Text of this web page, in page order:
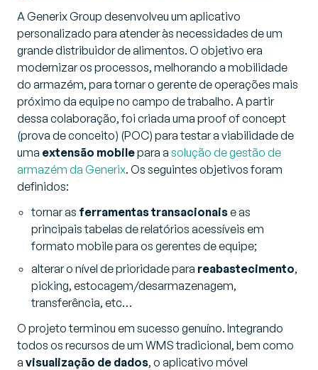
A Generix Group desenvolveu um aplicativo
personalizado para atender às necessidades de um
grande distribuidor de alimentos. O objetivo era
modernizar os processos, melhorando a mobilidade
do armazém, para tornar o gerente de operações mais
próximo da equipe no campo de trabalho. A partir
dessa colaboração, foi criada uma proof of concept
(prova de conceito) (POC) para testar a viabilidade de
uma extensão mobilepara a solução de gestão de
armazém da Generix. Os seguintes objetivos foram
definidos:
tornar as ferramentas transacionaise as
principais tabelas de relatórios acessíveis em
formato mobile para os gerentes de equipe;
alterar o nível de prioridade para reabastecimento,
picking, estocagem/desarmazenagem,
transferência, etc…
O projeto terminou em sucesso genuíno. Integrando
todos os recursos de um WMS tradicional, bem como
a visualização de dados, o aplicativo móvel